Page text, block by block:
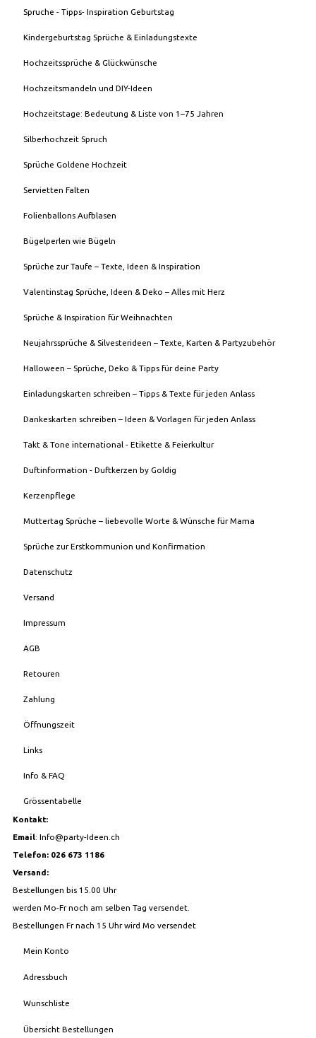
Spruche - Tipps- Inspiration Geburtstag
Kindergeburtstag Sprüche & Einladungstexte
Hochzeitssprüche & Glückwünsche
Hochzeitsmandeln und DIY-Ideen
Hochzeitstage: Bedeutung & Liste von 1–75 Jahren
Silberhochzeit Spruch
Sprüche Goldene Hochzeit
Servietten Falten
Folienballons Aufblasen
Bügelperlen wie Bügeln
Sprüche zur Taufe – Texte, Ideen & Inspiration
Valentinstag Sprüche, Ideen & Deko – Alles mit Herz
Sprüche & Inspiration für Weihnachten
Neujahrssprüche & Silvesterideen – Texte, Karten & Partyzubehör
Halloween – Sprüche, Deko & Tipps für deine Party
Einladungskarten schreiben – Tipps & Texte für jeden Anlass
Dankeskarten schreiben – Ideen & Vorlagen für jeden Anlass
Takt & Tone international - Etikette & Feierkultur
Duftinformation - Duftkerzen by Goldig
Kerzenpflege
Muttertag Sprüche – liebevolle Worte & Wünsche für Mama
Sprüche zur Erstkommunion und Konfirmation
Datenschutz
Versand
Impressum
AGB
Retouren
Zahlung
Öffnungszeit
Links
Info & FAQ
Grössentabelle
Kontakt:
Email: Info@party-Ideen.ch
Telefon: 026 673 1186
Versand:
Bestellungen bis 15.00 Uhr
werden Mo-Fr noch am selben Tag versendet.
Bestellungen Fr nach 15 Uhr wird Mo versendet
Mein Konto
Adressbuch
Wunschliste
Übersicht Bestellungen